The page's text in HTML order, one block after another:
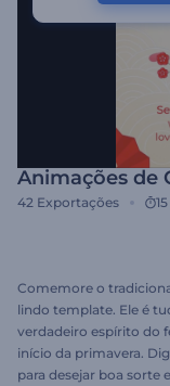
Animações de
42 Exportações
Comemore o
lindo template. Ele é
verdadeiro espírito do
início da primavera.
para desejar boa sorte